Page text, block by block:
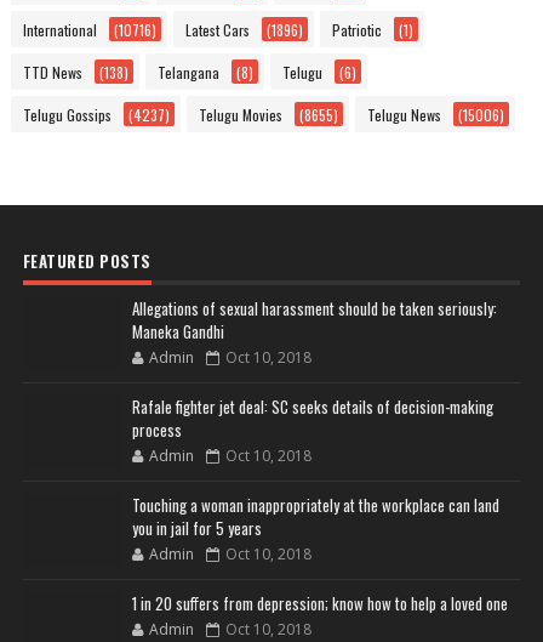
International (10716) Latest Cars (1896) Patriotic (1)
TTD News (138) Telangana (8) Telugu (6)
Telugu Gossips (4237) Telugu Movies (8655) Telugu News (15006)
FEATURED POSTS
Allegations of sexual harassment should be taken seriously:
Maneka Gandhi
Admin Oct 10, 2018
Rafale fighter jet deal: SC seeks details of decision-making
process
Admin Oct 10, 2018
Touching a woman inappropriately at the workplace can land
you in jail for 5 years
Admin Oct 10, 2018
1 in 20 suffers from depression; know how to help a loved one
Admin Oct 10, 2018